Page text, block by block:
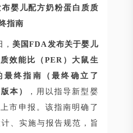
婴儿配方奶粉蛋白质质
指南
美国FDA发布关于婴儿
效能比（PER）大鼠生
最终指南（最终确立了
本）
，用以指导新型婴
市申报。该指南明确了
、实施与报告规范，旨